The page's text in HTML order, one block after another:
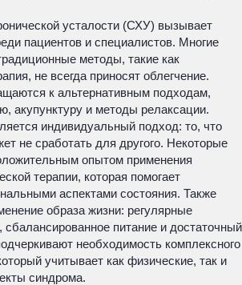
усталости (СХУ) вызывает
пациентов и специалистов. Многие
методы, такие как
не всегда приносят облегчение.
к альтернативным подходам,
акупунктуру и методы релаксации.
индивидуальный подход: то, что
не сработать для другого. Некоторые
опытом применения
терапии, которая помогает
аспектами состояния. Также
образа жизни: регулярные
сбалансированное питание и достаточный
необходимость комплексного
учитывает как физические, так и
синдрома.